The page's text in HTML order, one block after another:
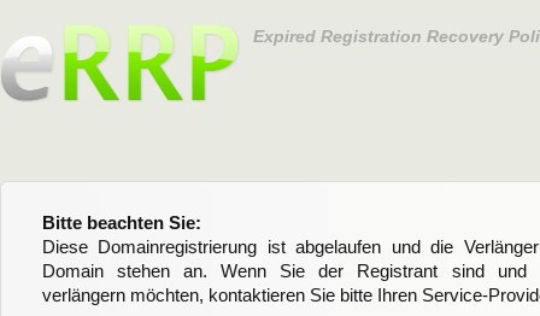
Expired Registration Recovery
Please notice:
This domain name registration has expired and renewal or
are the registrant and want to renew the domain name,
service provider.
Bitte beachten Sie:
Diese Domainregistrierung ist abgelaufen und die
Domain stehen an. Wenn Sie der Registrant sind und
verlängern möchten, kontaktieren Sie bitte Ihren Service-